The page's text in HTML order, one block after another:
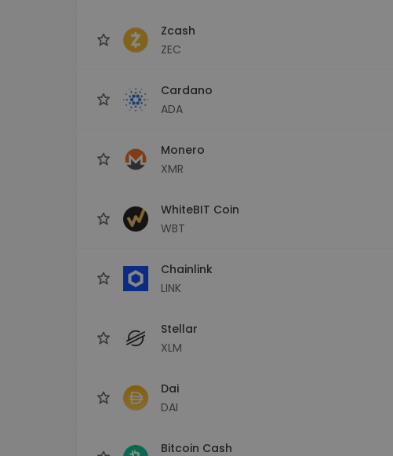
Zcash
ZEC
Cardano
ADA
Monero
XMR
WhiteBIT Coin
WBT
Chainlink
LINK
Stellar
XLM
Dai
DAI
Bitcoin Cash